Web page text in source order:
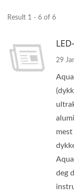
Result 1 - 6 of 6
29
deg